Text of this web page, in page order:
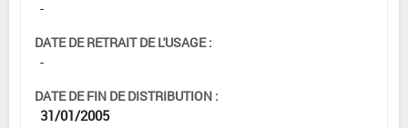
-
DATE DE RETRAIT DE L'USAGE :
-
DATE DE FIN DE DISTRIBUTION :
31/01/2005